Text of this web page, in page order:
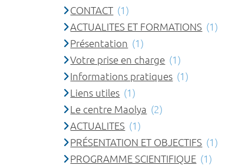
CONTACT (1)
ACTUALITES ET FORMATIONS (1)
Présentation (1)
Votre prise en charge (1)
Informations pratiques (1)
Liens utiles (1)
Le centre Maolya (2)
ACTUALITES (1)
PRÉSENTATION ET OBJECTIFS (1)
PROGRAMME SCIENTIFIQUE (1)